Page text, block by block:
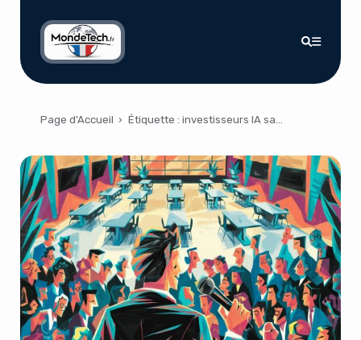
Page d’Accueil › Étiquette : investisseurs IA santé